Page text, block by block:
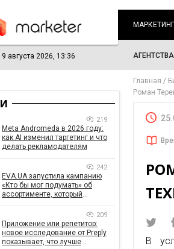
МАРКЕТИНГ
9 августа 2026, 13:36 АГЕНТСТВА
Главная
Роман
В
219
Meta Andromeda в 2026 году:
как AI изменил таргетинг и что
делать рекламодателям
242
EVA.UA запустила кампанию
«Кто бы мог подумать» об
ассортименте, который
209
Приложение или репетитор:
новое исследование от Preply
показывает, что лучше